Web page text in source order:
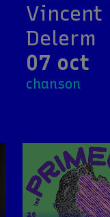
Vincent
Delerm
07 oct
chanson